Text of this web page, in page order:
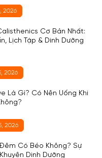
2026
Cơ Bản Nhất:
Lịch Tập & Dinh Dưỡng
2026
Là Gì? Có Nên Uống Khi
2026
Có Béo Không? Sự
Dinh Dưỡng